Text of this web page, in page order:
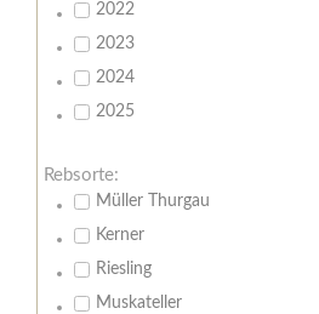
2022
2023
2024
2025
Rebsorte:
Müller Thurgau
Kerner
Riesling
Muskateller